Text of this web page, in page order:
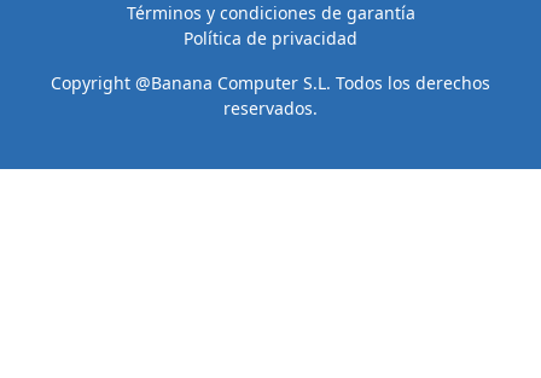
Términos y condiciones de garantía
Política de privacidad
Copyright @Banana Computer S.L. Todos los derechos
reservados.